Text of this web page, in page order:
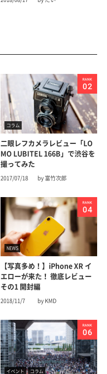
コラム
二眼レフカメラレビュー「LO
MO LUBITEL 166B」で渋谷を
撮ってみた
2017/07/18 by 富竹次郎
NEWS
【写真多め！】iPhone XR イ
エローが来た！ 徹底レビュー
その1 開封編
2018/11/7 by KMD
イベント コラム